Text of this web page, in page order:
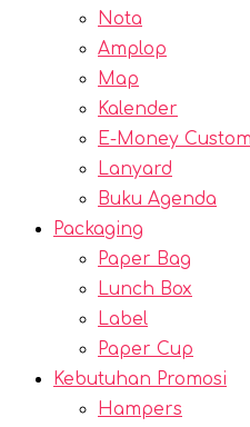
Nota
Amplop
Map
Kalender
E-Money Custom
Lanyard
Buku Agenda
Packaging
Paper Bag
Lunch Box
Label
Paper Cup
Kebutuhan Promosi
Hampers